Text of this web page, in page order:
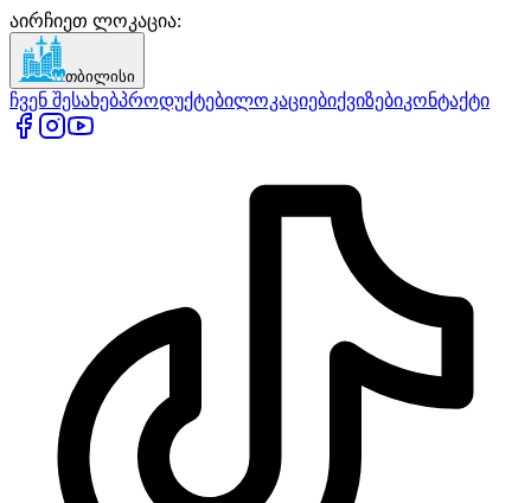
აირჩიეთ ლოკაცია:
თბილისი
ჩვენ შესახებპროდუქტებილოკაციებიქვიზებიკონტაქტი